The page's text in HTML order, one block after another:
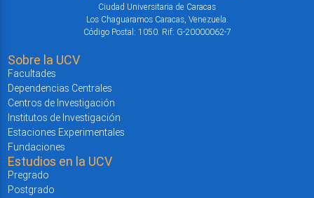
Ciudad Universitaria de Caracas
Los Chaguaramos Caracas, Venezuela.
Código Postal: 1050. Rif: G-20000062-7
Sobre la UCV
Facultades
Dependencias Centrales
Centros de Investigación
Institutos de Investigación
Estaciones Experimentales
Fundaciones
Estudios en la UCV
Pregrado
Postgrado